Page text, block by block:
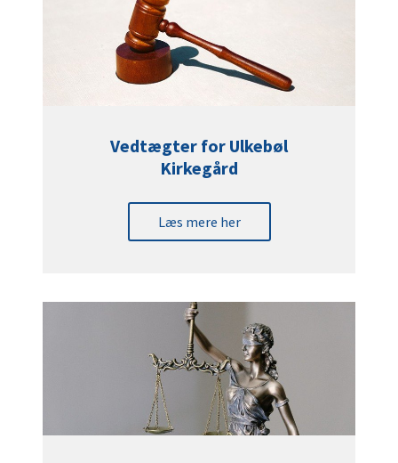
Vedtægter for Ulkebøl
Kirkegård
Læs mere her